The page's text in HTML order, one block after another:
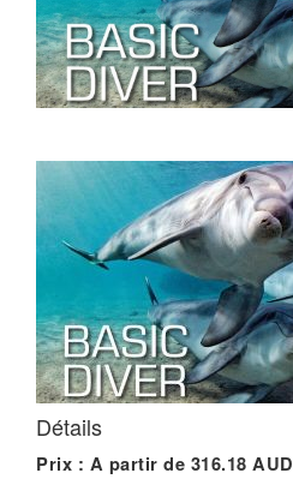
Détails
Prix : A partir de 316.18 AUD